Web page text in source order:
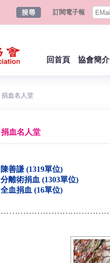
訂閱電子報
回首頁 協會簡介
捐血名人堂
捐血名人堂
陳善謙 (1319單位)
分離術捐血 (1303單位)
全血捐血 (16單位)